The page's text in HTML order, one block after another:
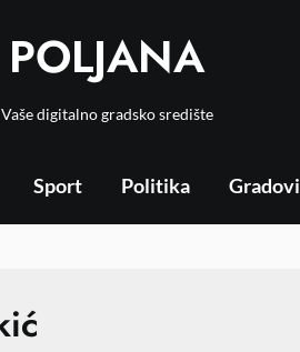
POLJANA
Vaše digitalno gradsko središte
Sport Politika Gradovi